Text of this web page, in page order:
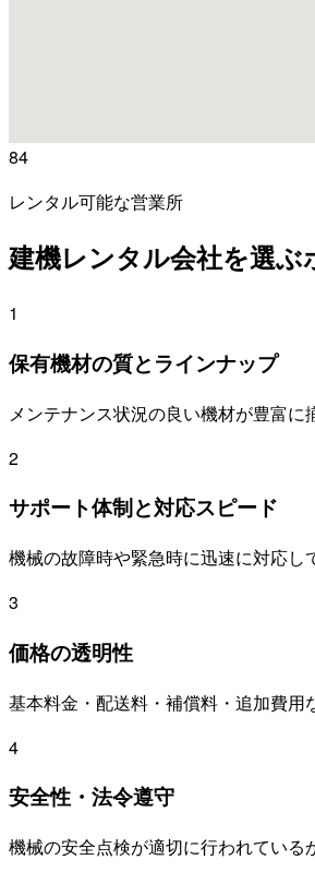
84
レンタル可能な営業所
建機レンタル会社を選ぶ
1
保有機材の質とラインナップ
メンテナンス状況の良い機材が豊富に
2
サポート体制と対応スピード
機械の故障時や緊急時に迅速に対応し
3
価格の透明性
基本料金・配送料・補償料・追加費用
4
安全性・法令遵守
機械の安全点検が適切に行われている